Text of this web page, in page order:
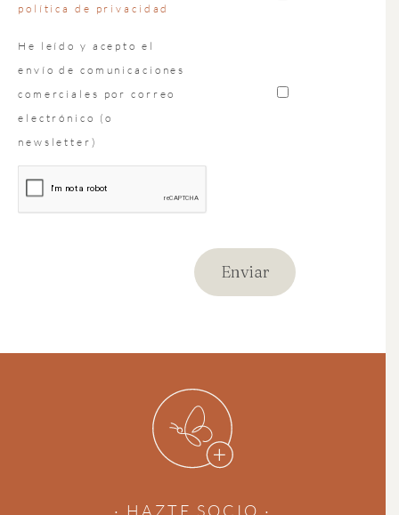
política de privacidad
He leído y acepto el
envío de comunicaciones
comerciales por correo
electrónico (o
newsletter)
· HAZTE SOCIO ·